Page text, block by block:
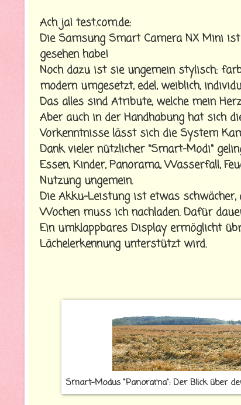
Ach ja! test.com.de:
Die Samsung Smart Camera NX Mini
gesehen habe!
Noch dazu ist sie ungemein stylisch:
modern umgesetzt, edel, weiblich,
Das alles sind Atribute, welche mein
Aber auch in der Handhabung hat sich
Vorkenntnisse lässt sich die System
Dank vieler nützlicher "Smart-Modi"
Essen, Kinder, Panorama, Wasserfall,
Nutzung ungemein.
Die Akku-Leistung ist etwas schwächer,
Wochen muss ich nachladen. Dafür
Ein umklappbares Display ermöglicht
Lächelerkennung unterstützt wird.
Smart-Modus "Panorama": Der Blick über